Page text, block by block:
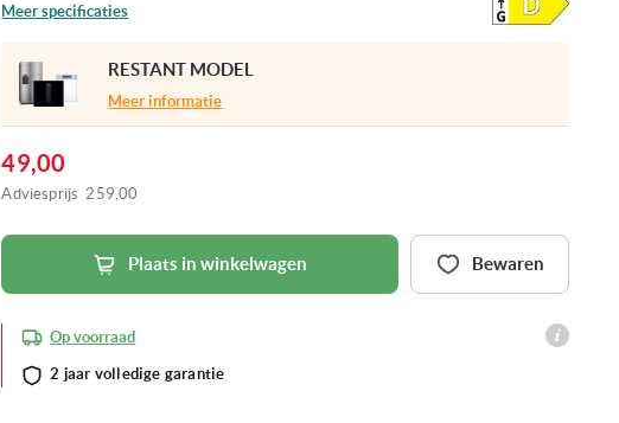
Meer specificaties
RESTANT MODEL
Meer informatie
49,00
Adviesprijs 259,00
Plaats in winkelwagen Bewaren
Op voorraad
2 jaar volledige garantie